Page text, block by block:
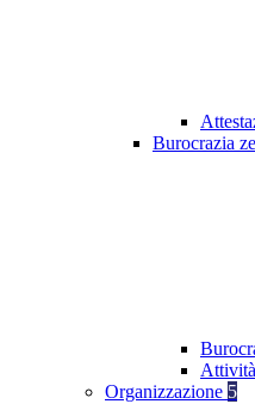
Burocrazia
Organizzazione 5